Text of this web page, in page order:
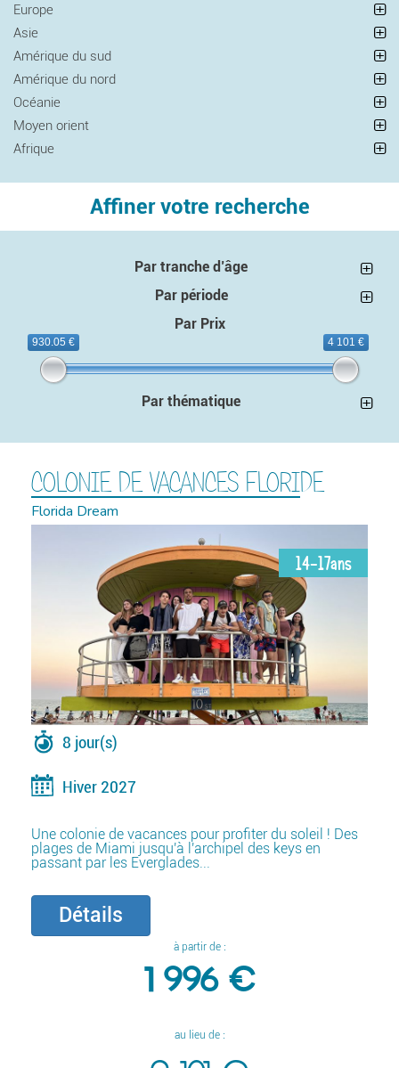
Europe
Asie
Amérique du sud
Amérique du nord
Océanie
Moyen orient
Afrique
Affiner votre recherche
Par tranche d’âge
Par période
Par Prix
930.05 € 4 101 €
Par thématique
COLONIE DE VACANCES FLORIDE
Florida Dream
14-17ans
8 jour(s)
Hiver 2027
Une colonie de vacances pour profiter du soleil ! Des
plages de Miami jusqu'à l'archipel des keys en
passant par les Everglades...
Détails
à partir de :
1 996 €
au lieu de :